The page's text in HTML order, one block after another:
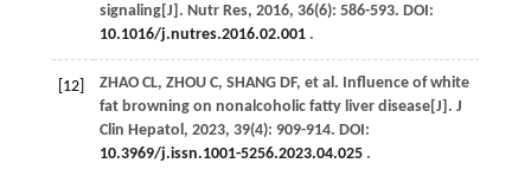
signaling[J]. Nutr Res, 2016, 36(6): 586-593. DOI:
10.1016/j.nutres.2016.02.001.
[12] ZHAO CL, ZHOU C, SHANG DF, et al . Influence of white
fat browning on nonalcoholic fatty liver disease[J]. J
Clin Hepatol , 2023, 39(4): 909-914. DOI:
10.3969/j.issn.1001-5256.2023.04.025.